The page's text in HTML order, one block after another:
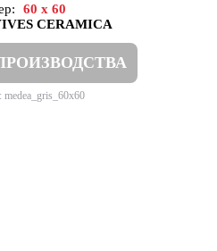
60 x 60
CERAMICA
medea_gris_60x60